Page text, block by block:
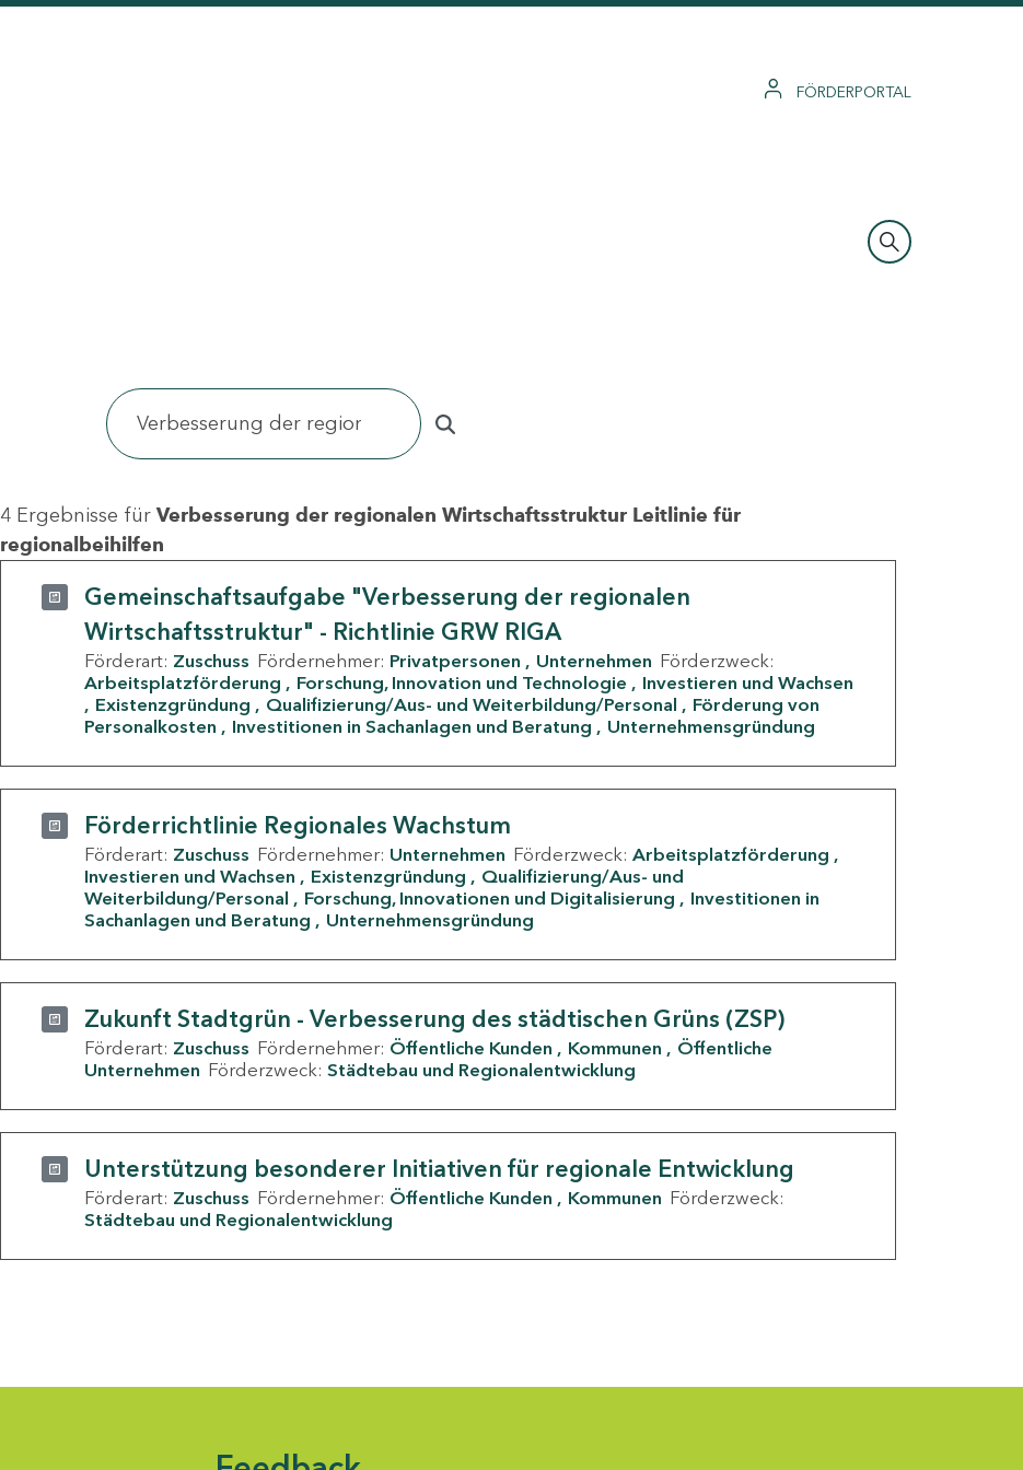
FÖRDERPORTAL
4 Ergebnisse für Verbesserung der regionalen Wirtschaftsstruktur Leitlinie für
regionalbeihilfen
Gemeinschaftsaufgabe "Verbesserung der regionalen
Wirtschaftsstruktur" - Richtlinie GRW RIGA
Förderart: Zuschuss Fördernehmer: Privatpersonen Unternehmen Förderzweck:
Arbeitsplatzförderung
Forschung, Innovation und Technologie
Investieren und Wachsen
Existenzgründung
Qualifizierung/Aus- und Weiterbildung/Personal
Förderung von
Personalkosten
Investitionen in Sachanlagen und Beratung Unternehmensgründung
Förderrichtlinie Regionales Wachstum
Förderart: Zuschuss Fördernehmer: Unternehmen Förderzweck: Arbeitsplatzförderung
Investieren und Wachsen
Existenzgründung
Qualifizierung/Aus- und
Weiterbildung/Personal
Forschung, Innovationen und Digitalisierung
Investitionen in
Sachanlagen und Beratung
Unternehmensgründung
Zukunft Stadtgrün - Verbesserung des städtischen Grüns (ZSP)
Förderart: Zuschuss Fördernehmer: Öffentliche Kunden Kommunen
Öffentliche
Unternehmen Förderzweck: Städtebau und Regionalentwicklung
Unterstützung besonderer Initiativen für regionale Entwicklung
Förderart: Zuschuss Fördernehmer: Öffentliche Kunden Kommunen Förderzweck:
Städtebau und Regionalentwicklung